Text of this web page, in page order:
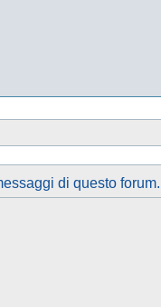
di questo forum.